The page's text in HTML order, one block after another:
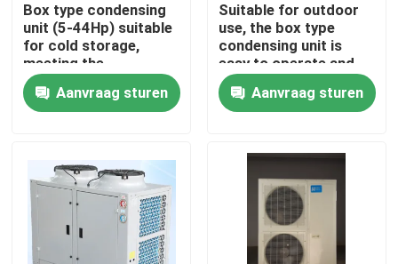
Thuis
Over Ons
Fabriekstour
Box type condensing
unit (5-44Hp) suitable
for cold storage,
meeting the
requirements for
refrigerants such as
R404A, R507A, R448,
Aanvraag sturen
Suitable for outdoor
use, the box type
condensing unit is
easy to operate and
can meet the needs of
refrigerants such as
R404A, R507A, R448,
Aanvraag sturen